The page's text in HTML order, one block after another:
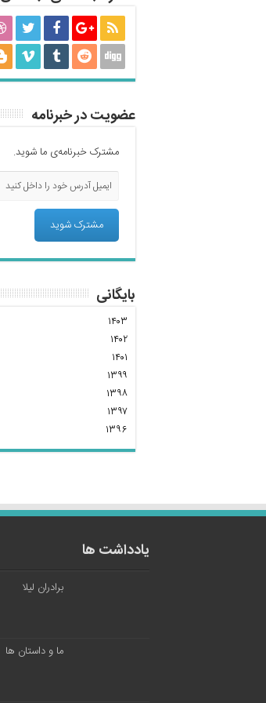
عضویت در خبرنامه
مشترک خبرنامه‌ی ما شوید.
بایگانی
۱۴۰۳
۱۴۰۲
۱۴۰۱
۱۳۹۹
۱۳۹۸
۱۳۹۷
۱۳۹۶
یادداشت ها
برادران لیلا
ما و داستان ها